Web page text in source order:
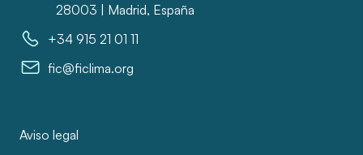
28003 | Madrid, España
+34 915 21 01 11
fic@ficlima.org
Aviso legal